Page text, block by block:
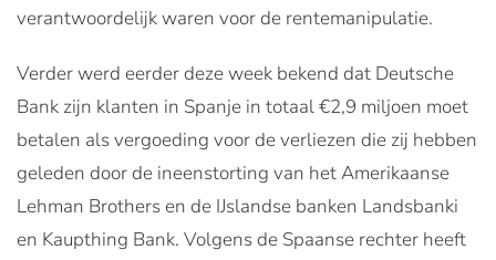
verantwoordelijk waren voor de rentemanipulatie.
Verder werd eerder deze week bekend dat Deutsche
Bank zijn klanten in Spanje in totaal €2,9 miljoen moet
betalen als vergoeding voor de verliezen die zij hebben
geleden door de ineenstorting van het Amerikaanse
Lehman Brothers en de IJslandse banken Landsbanki
en Kaupthing Bank. Volgens de Spaanse rechter heeft